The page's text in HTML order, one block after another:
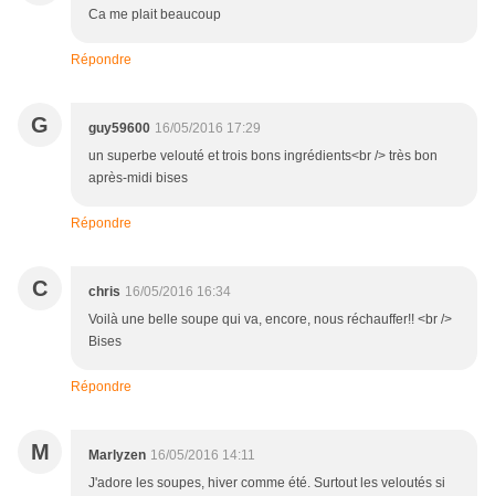
Ca me plait beaucoup
Répondre
G guy59600 16/05/2016 17:29
un superbe velouté et trois bons ingrédients<br /> très bon
après-midi bises
Répondre
C chris 16/05/2016 16:34
Voilà une belle soupe qui va, encore, nous réchauffer!! <br />
Bises
Répondre
M Marlyzen 16/05/2016 14:11
J'adore les soupes, hiver comme été. Surtout les veloutés si